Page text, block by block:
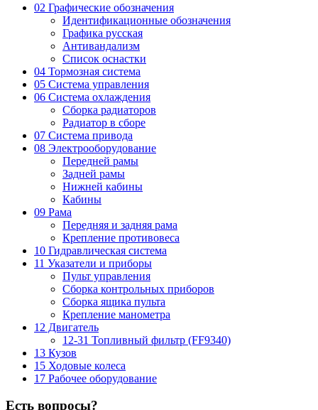
02 Графические обозначения
Идентификационные обозначения
Графика русская
Антивандализм
Список оснастки
04 Тормозная система
05 Система управления
06 Система охлаждения
Сборка радиаторов
Радиатор в сборе
07 Система привода
08 Электрооборудование
Передней рамы
Задней рамы
Нижней кабины
Кабины
09 Рама
Передняя и задняя рама
Крепление противовеса
10 Гидравлическая система
11 Указатели и приборы
Пульт управления
Сборка контрольных приборов
Сборка ящика пульта
Крепление манометра
12 Двигатель
12-31 Топливный фильтр (FF9340)
13 Кузов
15 Ходовые колеса
17 Рабочее оборудование
Есть вопросы?